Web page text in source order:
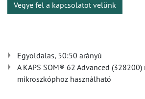
Vegye fel a kapcsolatot velünk
Egyoldalas, 50:50 arányú
A KAPS SOM® 62 Advanced
mikroszkóphoz használható